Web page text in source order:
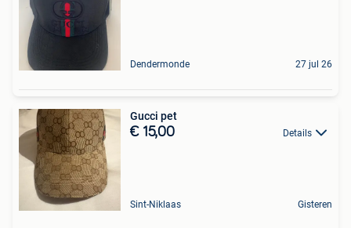
Dendermonde 27 jul 26
Gucci pet
€ 15,00 Details
Sint-Niklaas Gisteren